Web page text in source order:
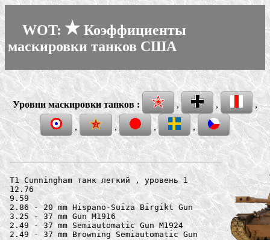
WOT:
Коэффициенты
маскировки танков США
Уровни маскировки танков : , , ,
, , , ,
T1 Cunningham танк легкий , уровень 1
12.76
9.59
2.86 - 20 mm Hispano-Suiza Birgikt Gun
3.25 - 37 mm Gun M1916
2.49 - 37 mm Semiautomatic Gun M1924
2.49 - 37 mm Browning Semiautomatic Gun